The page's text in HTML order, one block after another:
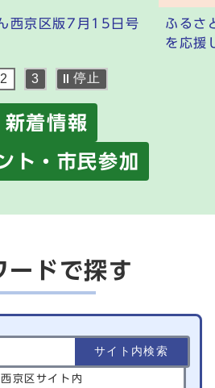
西京区版7月15日号
ふるさ
を応援
2 3 停止
新着情報
ト・市民参加
ードで探す
西京区サイト内